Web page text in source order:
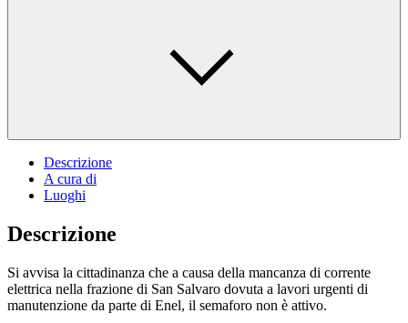
Descrizione
A cura di
Luoghi
Descrizione
Si avvisa la cittadinanza che a causa della mancanza di corrente
elettrica nella frazione di San Salvaro dovuta a lavori urgenti di
manutenzione da parte di Enel, il semaforo non è attivo.